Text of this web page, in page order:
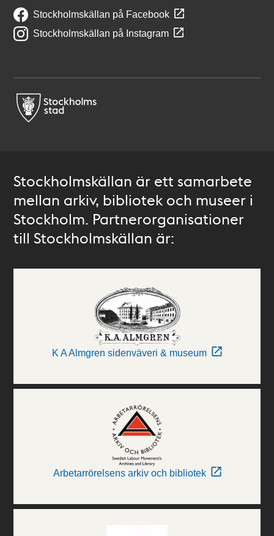
Stockholmskällan på Facebook
Stockholmskällan på Instagram
Stockholmskällan är ett samarbete
mellan arkiv, bibliotek och museer i
Stockholm. Partnerorganisationer
till Stockholmskällan är:
K A Almgren sidenväveri & museum
Arbetarrörelsens arkiv och bibliotek